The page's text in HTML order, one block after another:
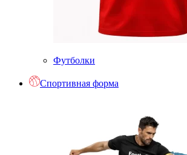
Футболки
Спортивная форма